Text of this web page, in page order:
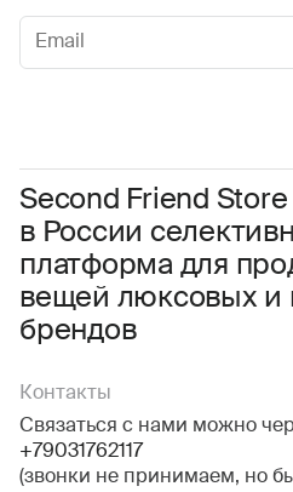
Second Friend
в России
платформа для
вещей люксовых и
брендов
Контакты
Связаться с нами можно
+79031762117
(звонки не принимаем, но
Соглашаюсь с условиями
Даю согласие на получение